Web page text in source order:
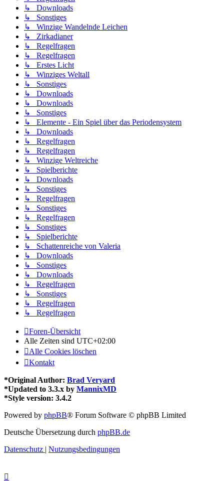
↳ Downloads
↳ Sonstiges
↳ Winzige Wandelnde Leichen
↳ Zirkadianer
↳ Regelfragen
↳ Regelfragen
↳ Erstes Licht
↳ Winziges Weltall
↳ Sonstiges
↳ Downloads
↳ Downloads
↳ Sonstiges
↳ Elemente - Ein Spiel über das Periodensystem
↳ Downloads
↳ Regelfragen
↳ Regelfragen
↳ Winzige Weltreiche
↳ Spielberichte
↳ Downloads
↳ Sonstiges
↳ Regelfragen
↳ Sonstiges
↳ Regelfragen
↳ Sonstiges
↳ Spielberichte
↳ Schattenreiche von Valeria
↳ Downloads
↳ Sonstiges
↳ Downloads
↳ Regelfragen
↳ Sonstiges
↳ Regelfragen
↳ Regelfragen
Foren-Übersicht
Alle Zeiten sind UTC+02:00
Alle Cookies löschen
Kontakt
*Original Author: Brad Veryard
*Updated to 3.3.x by MannixMD
*Style version: 3.4.2
Powered by phpBB® Forum Software © phpBB Limited
Deutsche Übersetzung durch phpBB.de
Datenschutz | Nutzungsbedingungen